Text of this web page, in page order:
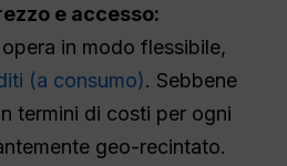
e accesso:
in modo flessibile,
(a consumo). Sebbene
termini di costi per ogni
geo-recintato.